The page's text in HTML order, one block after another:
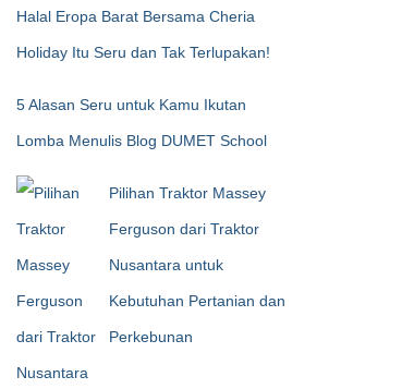
Halal Eropa Barat Bersama Cheria
Holiday Itu Seru dan Tak Terlupakan!
5 Alasan Seru untuk Kamu Ikutan
Lomba Menulis Blog DUMET School
Pilihan Traktor Massey
Ferguson dari Traktor
Nusantara untuk
Kebutuhan Pertanian dan
Perkebunan